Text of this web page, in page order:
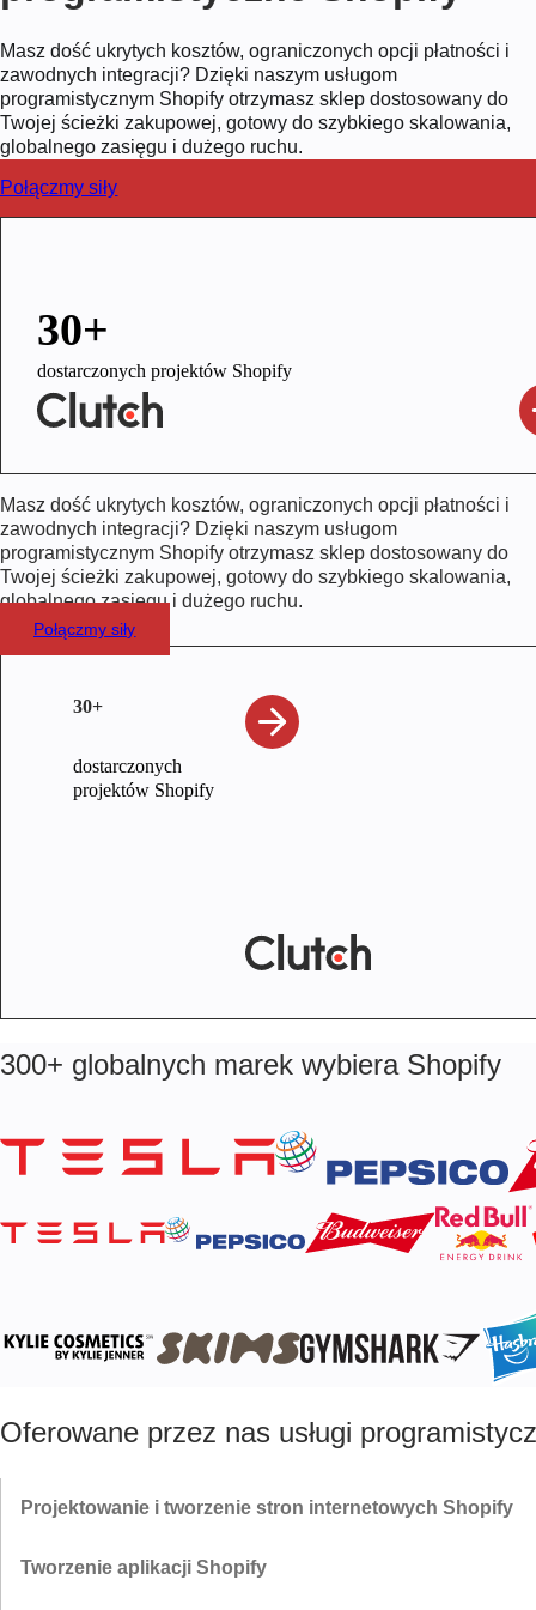
Masz dość ukrytych kosztów, ograniczonych opcji płatności i
zawodnych integracji? Dzięki naszym usługom
programistycznym Shopify otrzymasz sklep dostosowany do
Twojej ścieżki zakupowej, gotowy do szybkiego skalowania,
globalnego zasięgu i dużego ruchu.
Połączmy siły
30+
dostarczonych projektów Shopify
Masz dość ukrytych kosztów, ograniczonych opcji płatności i
zawodnych integracji? Dzięki naszym usługom
programistycznym Shopify otrzymasz sklep dostosowany do
Twojej ścieżki zakupowej, gotowy do szybkiego skalowania,
globalnego zasięgu i dużego ruchu.
Połączmy siły
30+
dostarczonych
projektów Shopify
300+ globalnych marek wybiera Shopify
Oferowane przez nas usługi
Projektowanie i tworzenie stron internetowych Shopify
Od prostych sklepów katalogowych po zaawansowane platformy e-
Tworzenie aplikacji Shopify